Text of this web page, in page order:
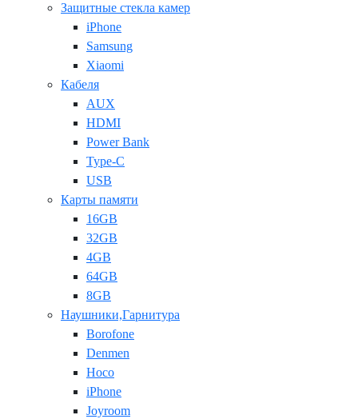
Защитные стекла камер
iPhone
Samsung
Xiaomi
Кабеля
AUX
HDMI
Power Bank
Type-C
USB
Карты памяти
16GB
32GB
4GB
64GB
8GB
Наушники,Гарнитура
Borofone
Denmen
Hoco
iPhone
Joyroom